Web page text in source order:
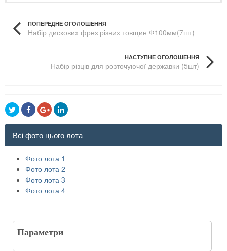
ПОПЕРЕДНЕ ОГОЛОШЕННЯ
Набір дискових фрез різних товщин Ф100мм(7шт)
НАСТУПНЕ ОГОЛОШЕННЯ
Набір різців для розточуючої державки (5шт)
Всі фото цього лота
Фото лота 1
Фото лота 2
Фото лота 3
Фото лота 4
Параметри